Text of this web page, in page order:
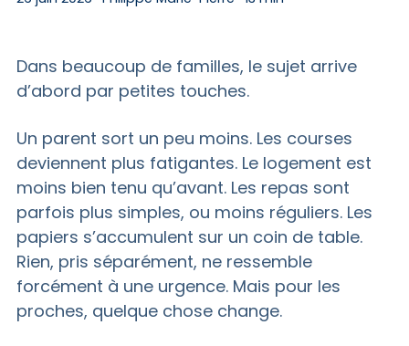
Dans beaucoup de familles, le sujet arrive
d’abord par petites touches.
Un parent sort un peu moins. Les courses
deviennent plus fatigantes. Le logement est
moins bien tenu qu’avant. Les repas sont
parfois plus simples, ou moins réguliers. Les
papiers s’accumulent sur un coin de table.
Rien, pris séparément, ne ressemble
forcément à une urgence. Mais pour les
proches, quelque chose change.